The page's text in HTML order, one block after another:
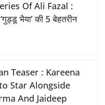
Of Ali Fazal :
भैया’ की 5 बेहतरीन
Teaser : Kareena
Star Alongside
And Jaideep